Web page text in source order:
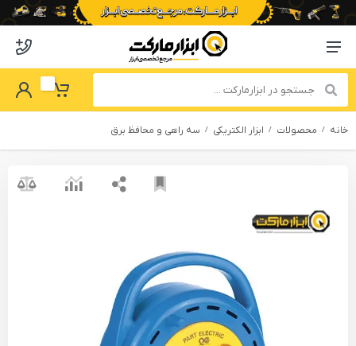
Menu Navigation
My Basket
Password
خانه محصولات ابزار الکتریکی سه راهی و محافظ برق